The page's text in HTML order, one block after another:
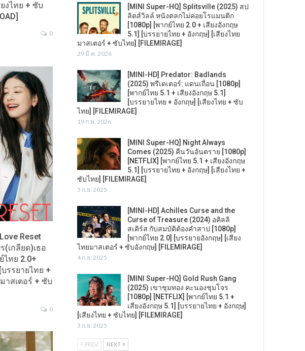
งไทย + ซับ
0
Reset
(เกลียด)เธอ
ไทย 2.0+
บรรยายไทย +
าสเตอร์ + ซับ
0
[MINI Super-HQ] Splitsville (2025) สป
ลิตส์วิลล์ หนังตลกไม่ค่อยโรแมนติก
[1080p] [พากย์ไทย 2.0 + เสียงอังกฤษ
5.1] [บรรยายไทย + อังกฤษ] [เสียงไทย
มาสเตอร์ + ซับไทย] [FILEMIRAGE]
29 มี.ค. 2026
[MINI-HD] Predator: Badlands
(2025) พรีเดเตอร์: แดนเถื่อน [1080p]
[พากย์ไทย 5.1 + เสียงอังกฤษ 5.1]
[บรรยายไทย + อังกฤษ] [เสียงไทย + ซับ
ไทย] [FILEMIRAGE]
19 ก.พ. 2026
[MINI Super-HQ] Night Always
Comes (2025) คืนวันอันตราย [1080p]
[NETFLIX] [พากย์ไทย 5.1 + เสียงอังกฤษ
5.1] [บรรยายไทย + อังกฤษ] [เสียงไทย +
ซับไทย] [FILEMIRAGE]
5 ก.ย. 2025
[MINI-HD] Achilles Curse and the
Curse of Treasure (2024) อคิลลิ
สเคิร์ส กับสมบัติต้องคำสาป [1080p]
[พากย์ไทย 2.0] [บรรยายอังกฤษ] [เสียง
ไทยมาสเตอร์ + ซับอังกฤษ] [FILEMIRAGE]
4 ก.ย. 2025
[MINI Super-HQ] Gold Rush Gang
(2025) เขาชุมทอง คะนองชุมโจร
[1080p] [NETFLIX] [พากย์ไทย 5.1 +
เสียงอังกฤษ 5.1] [บรรยายไทย + อังกฤษ]
[เสียงไทย + ซับไทย] [FILEMIRAGE]
3 ก.ย. 2025
PREV NEXT